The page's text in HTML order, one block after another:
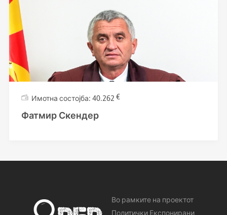
40.262 €
Фатмир Скендер
Во рамките на проектот
Политички Експонирани